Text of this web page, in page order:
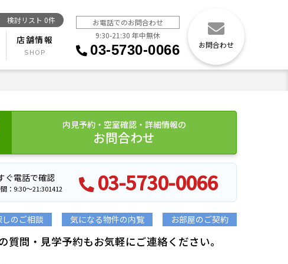
検討リスト 0件
店舗情報
お電話でのお問合わせ
9:30-21:30 年中無休
03-5730-0066 お問合わせ
内見予約・空室確認・詳細情報の
お問合わせ
ぐ電話で確認
：9:30〜21:301412 03-5730-0066
しのご相談 気になる物件の内覧 お部屋のご契約
質問・見学予約もお気軽にご連絡ください。